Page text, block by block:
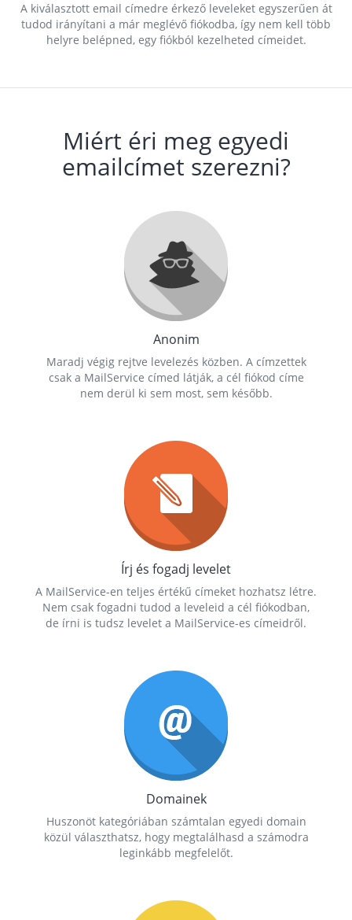
A kiválasztott email címedre érkező leveleket egyszerűen át
tudod irányítani a már meglévő fiókodba, így nem kell több
helyre belépned, egy fiókból kezelheted címeidet.
Miért éri meg egyedi
emailcímet szerezni?
Anonim
Maradj végig rejtve levelezés közben. A címzettek
csak a MailService címed látják, a cél fiókod címe
nem derül ki sem most, sem később.
Írj és fogadj levelet
A MailService-en teljes értékű címeket hozhatsz létre.
Nem csak fogadni tudod a leveleid a cél fiókodban,
de írni is tudsz levelet a MailService-es címeidről.
Domainek
Huszonöt kategóriában számtalan egyedi domain
közül választhatsz, hogy megtalálhasd a számodra
leginkább megfelelőt.